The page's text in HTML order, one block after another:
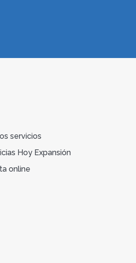
servicios
Hoy Expansión
online